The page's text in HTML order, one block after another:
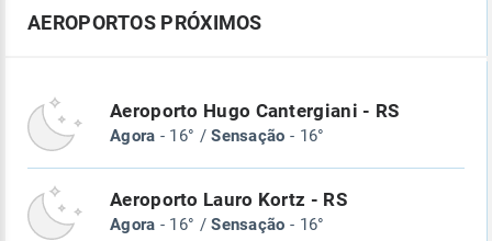
AEROPORTOS PRÓXIMOS
Aeroporto Hugo Cantergiani - RS
Agora - 16° /Sensação - 16°
Aeroporto Lauro Kortz - RS
Agora - 16° /Sensação - 16°